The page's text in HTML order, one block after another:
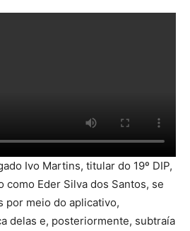
Ivo Martins, titular do 19º DIP,
Eder Silva dos Santos, se
por meio do aplicativo,
delas e, posteriormente, subtraía